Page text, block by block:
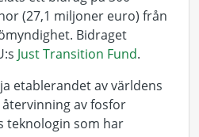
(27,1 miljoner euro) från
Bidraget
Just Transition Fund.
etablerandet av världens
av fosfor
teknologin som har